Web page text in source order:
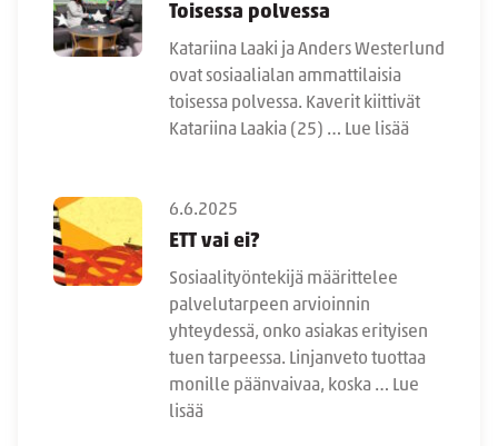
Toisessa polvessa
Katariina Laaki ja Anders Westerlund
ovat sosiaalialan ammattilaisia
toisessa polvessa. Kaverit kiittivät
Katariina Laakia (25) … Lue lisää
6.6.2025
ETT vai ei?
Sosiaalityöntekijä määrittelee
palvelutarpeen arvioinnin
yhteydessä, onko asiakas erityisen
tuen tarpeessa. Linjanveto tuottaa
monille päänvaivaa, koska … Lue
lisää